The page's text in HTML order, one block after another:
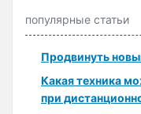
популярные статьи
Продвинуть
Какая техника
при